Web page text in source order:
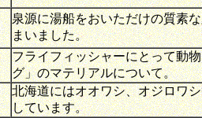
泉源に湯船をおいただけの質素
まいました。
フライフィッシャーにとって動
グ」のマテリアルについて。
北海道にはオオワシ、オジロワ
しています。